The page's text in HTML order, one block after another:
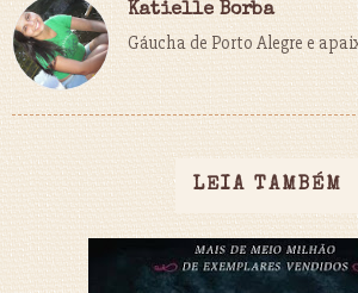
Katielle Borba
Gáucha de Porto Alegre e
LEIA TAMBÉM